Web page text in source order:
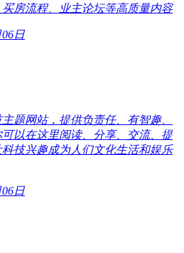
房流程、业主论坛等高质量内容
日
题网站，提供负责任、有智趣、
以在这里阅读、分享、交流、提
技兴趣成为人们文化生活和娱乐
日